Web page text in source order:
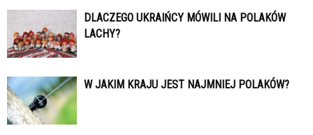
DLACZEGO UKRAIŃCY MÓWILI NA POLAKÓW
LACHY?
W JAKIM KRAJU JEST NAJMNIEJ POLAKÓW?